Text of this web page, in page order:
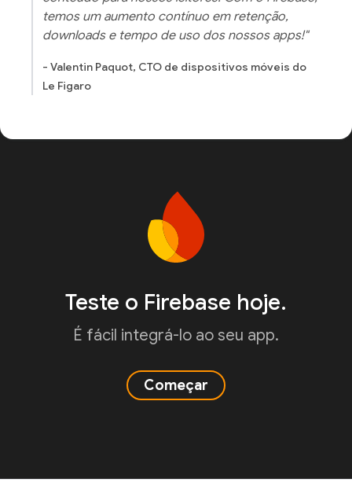
temos um aumento contínuo em retenção,
downloads e tempo de uso dos nossos apps!"
- Valentin Paquot, CTO de dispositivos móveis do
Le Figaro
Teste o Firebase hoje.
É fácil integrá-lo ao seu app.
Começar